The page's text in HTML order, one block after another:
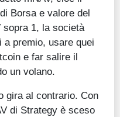
Borsa e valore del
sopra 1, la società
a premio, usare quei
e far salire il
un volano.
gira al contrario. Con
di Strategy è sceso